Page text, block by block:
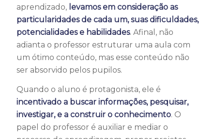
aprendizado, levamos em consideração as
particularidades de cada um, suas dificuldades,
potencialidades e habilidades. Afinal, não
adianta o professor estruturar uma aula com
um ótimo conteúdo, mas esse conteúdo não
ser absorvido pelos pupilos.
Quando o aluno é protagonista, ele é
incentivado a buscar informações, pesquisar,
investigar, e a construir o conhecimento. O
papel do professor é auxiliar e mediar o